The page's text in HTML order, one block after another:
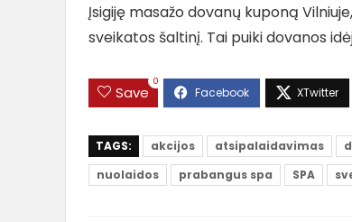
Įsigiję masažo dovanų kuponą
sveikatos šaltinį. Tai puiki dovanos
Save
0
TAGS: akcijos atsipalaidavimas
nuolaidos
prabangus spa SPA